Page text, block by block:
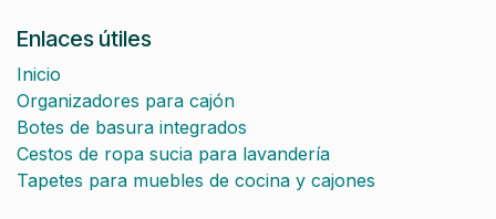
Enlaces útiles
Inicio
Organizadores para cajón
Botes de basura integrados
Cestos de ropa sucia para lavandería
Tapetes para muebles de cocina y cajones